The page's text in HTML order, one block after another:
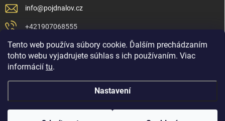
Tento web používa súbory cookie. Ďalším prechádzaním
tohto webu vyjadrujete súhlas s ich používaním. Viac
informácií tu.
Nastavení
info@pojdnalov.cz
+421907068555
+421902479599
https://www.facebook.com/www.podnalov.sk
podnalov
Copyright 2026 . Všechna práva vyhrazena.